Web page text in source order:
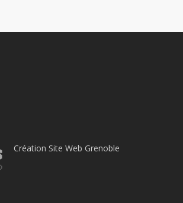
Création Site Web Grenoble